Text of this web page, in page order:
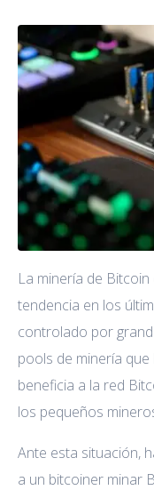
La minería de
tendencia en los
controlado por
pools de minería
beneficia a la red
los pequeños
Ante esta situación,
a un bitcoiner minar